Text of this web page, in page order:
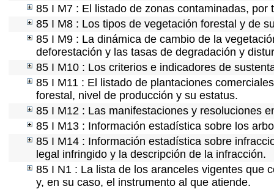
85 I M7 : El listado de zonas contaminadas,
85 I M8 : Los tipos de vegetación forestal y de
85 I M9 : La dinámica de cambio de la
deforestación y las tasas de degradación y
85 I M10 : Los criterios e indicadores de
85 I M11 : El listado de plantaciones
forestal, nivel de producción y su estatus.
85 I M12 : Las manifestaciones y resoluciones
85 I M13 : Información estadística sobre los
85 I M14 : Información estadística sobre
legal infringido y la descripción de la infracción.
85 I N1 : La lista de los aranceles vigentes que
y, en su caso, el instrumento al que atiende.